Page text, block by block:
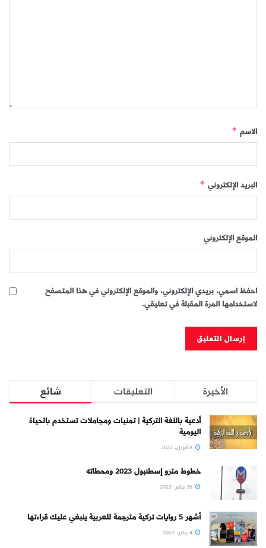
الاسم*
البريد الإلكتروني*
الموقع الإلكتروني
احفظ اسمي، بريدي الإلكتروني، والموقع الإلكتروني في هذا المتصفح
لاستخدامها المرة المقبلة في تعليقي.
شائع التعليقات الأخيرة
أدعية باللغة التركية | تمنيات ومجاملات تستخدم بالحياة
اليومية
8 أبريل، 2022
خطوط مترو إسطنبول 2023 ومحطاته
26 يناير، 2023
أشهر 5 روايات تركية مترجمة للعربية ينبغي عليك قراءتها
4 يناير، 2022